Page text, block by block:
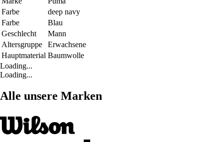
Farbe
deep navy
Farbe
Blau
Geschlecht
Mann
Altersgruppe
Erwachsene
Hauptmaterial Baumwolle
Loading...
Loading...
Alle unsere Marken